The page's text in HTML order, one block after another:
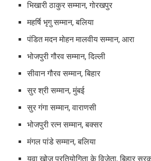
भिखारी ठाकुर सम्मान, गोरखपुर
महर्षि भृगु सम्मान, बलिया
पंडित मदन मोहन मालवीय सम्मान, आरा
भोजपुरी गौरव सम्मान, दिल्ली
सीवान गौरव सम्मान, बिहार
सुर श्री सम्मान, मुंबई
सुर गंगा सम्मान, वाराणसी
भोजपुरी रत्न सम्मान, बक्सर
मंगल पांडे सम्मान, बलिया
युवा खोज प्रतियोगिता के विजेता, बिहार